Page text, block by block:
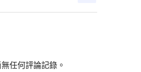
任何評論記錄。